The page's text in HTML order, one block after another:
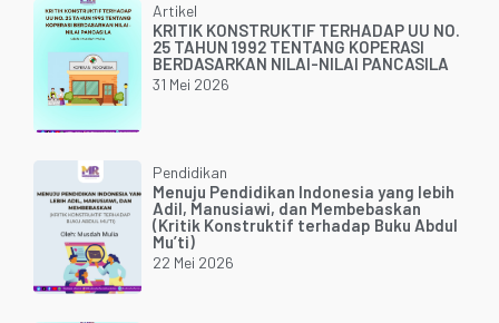
Artikel
KRITIK KONSTRUKTIF TERHADAP UU NO.
25 TAHUN 1992 TENTANG KOPERASI
BERDASARKAN NILAI-NILAI PANCASILA
31 Mei 2026
Pendidikan
Menuju Pendidikan Indonesia yang lebih
Adil, Manusiawi, dan Membebaskan
(Kritik Konstruktif terhadap Buku Abdul
Mu’ti)
22 Mei 2026